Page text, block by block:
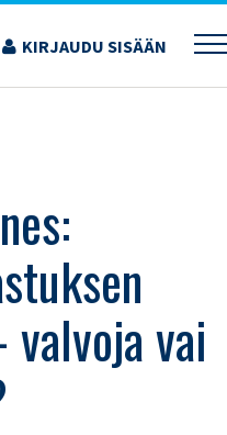
KIRJAUDU SISÄÄN
TARKASTUKSEN KAKSOISROOLI –
vai